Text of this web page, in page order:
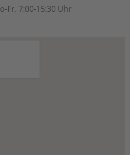
Fr. 7:00-15:30 Uhr